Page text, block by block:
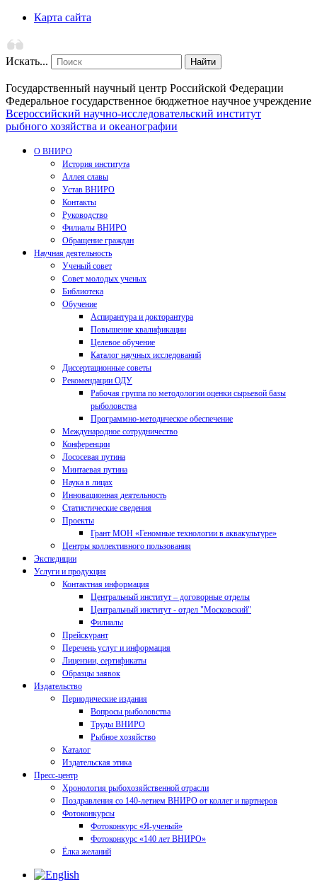
Карта сайта
Искать... Найти
Государственный научный центр Российской Федерации
Федеральное государственное бюджетное научное учреждение
Всероссийский научно-исследовательский институт
рыбного хозяйства и океанографии
О ВНИРО
История института
Аллея славы
Устав ВНИРО
Контакты
Руководство
Филиалы ВНИРО
Обращение граждан
Научная деятельность
Ученый совет
Совет молодых ученых
Библиотека
Обучение
Аспирантура и докторантура
Повышение квалификации
Целевое обучение
Каталог научных исследований
Диссертационные советы
Рекомендации ОДУ
Рабочая группа по методологии оценки сырьевой базы
рыболовства
Программно-методическое обеспечение
Международное сотрудничество
Конференции
Лососевая путина
Минтаевая путина
Наука в лицах
Инновационная деятельность
Статистические сведения
Проекты
Грант МОН «Геномные технологии в аквакультуре»
Центры коллективного пользования
Экспедиции
Услуги и продукция
Контактная информация
Центральный институт – договорные отделы
Центральный институт - отдел "Московский"
Филиалы
Прейскурант
Перечень услуг и информация
Лицензии, сертификаты
Образцы заявок
Издательство
Периодические издания
Вопросы рыболовства
Труды ВНИРО
Рыбное хозяйство
Каталог
Издательская этика
Пресс-центр
Хронология рыбохозяйственной отрасли
Поздравления со 140-летием ВНИРО от коллег и партнеров
Фотоконкурсы
Фотоконкурс «Я-ученый»
Фотоконкурс «140 лет ВНИРО»
Ёлка желаний